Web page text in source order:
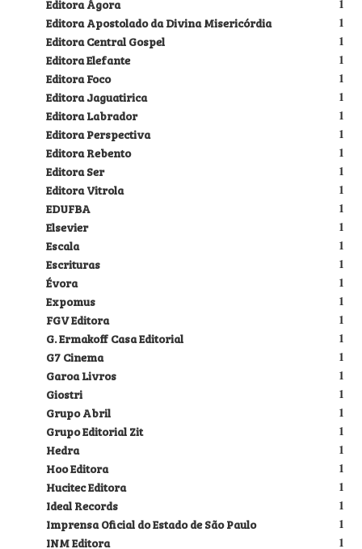
1
Editora Ágora
1
Editora Apostolado da Divina Misericórdia
1
Editora Central Gospel
1
Editora Elefante
1
Editora Foco
1
Editora Jaguatirica
1
Editora Labrador
1
Editora Perspectiva
1
Editora Rebento
1
Editora Ser
1
Editora Vitrola
1
EDUFBA
1
Elsevier
1
Escala
1
Escrituras
1
Évora
1
Expomus
1
FGV Editora
1
G. Ermakoff Casa Editorial
1
G7 Cinema
1
Garoa Livros
1
Giostri
1
Grupo Abril
1
Grupo Editorial Zit
1
Hedra
1
Hoo Editora
1
Hucitec Editora
1
Ideal Records
1
Imprensa Oficial do Estado de São Paulo
1
INM Editora